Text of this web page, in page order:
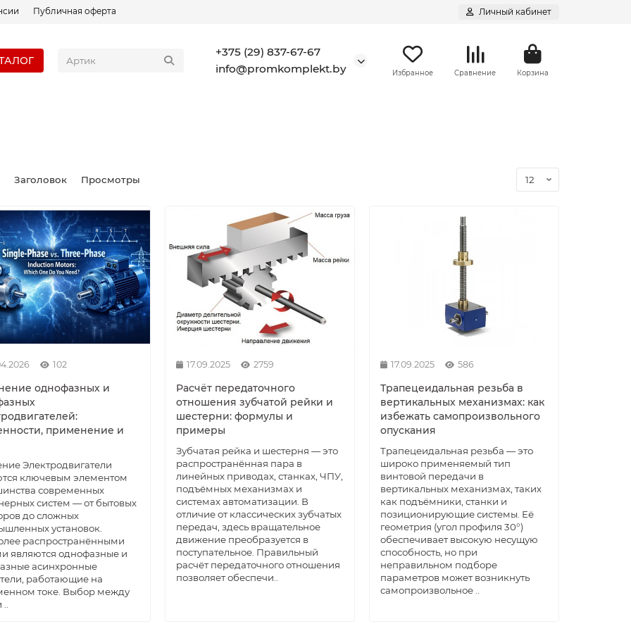
Публичная оферта Личный кабинет
+375 (29) 837-67-67
info@promkomplekt.by
Избранное Сравнение Корзина
Достаточно
р.
105.00 р.
В корзину
Заказать в 1 клик
Достаточно
1 920.72 р.
Без НДС: 1 600.60 р.
В корзину
Заказать в 1 клик
Достаточно
1 849.82 р.
В корзину
Заказать в 1 клик
Заголовок Просмотры
102
однофазных и
применение и
Электродвигатели
ключевым элементом
современных
систем — от бытовых
до сложных
установок.
распространёнными
являются однофазные и
асинхронные
работающие на
токе. Выбор между
17.09.2025 2759
Расчёт передаточного
отношения зубчатой рейки и
шестерни: формулы и
примеры
Зубчатая рейка и шестерня — это
распространённая пара в
линейных приводах, станках, ЧПУ,
подъёмных механизмах и
системах автоматизации. В
отличие от классических зубчатых
передач, здесь вращательное
движение преобразуется в
поступательное. Правильный
расчёт передаточного отношения
позволяет обеспечи..
17.09.2025 586
Трапецеидальная резьба в
вертикальных механизмах: как
избежать самопроизвольного
опускания
Трапецеидальная резьба — это
широко применяемый тип
винтовой передачи в
вертикальных механизмах, таких
как подъёмники, станки и
позиционирующие системы. Её
геометрия (угол профиля 30°)
обеспечивает высокую несущую
способность, но при
неправильном подборе
параметров может возникнуть
самопроизвольное ..